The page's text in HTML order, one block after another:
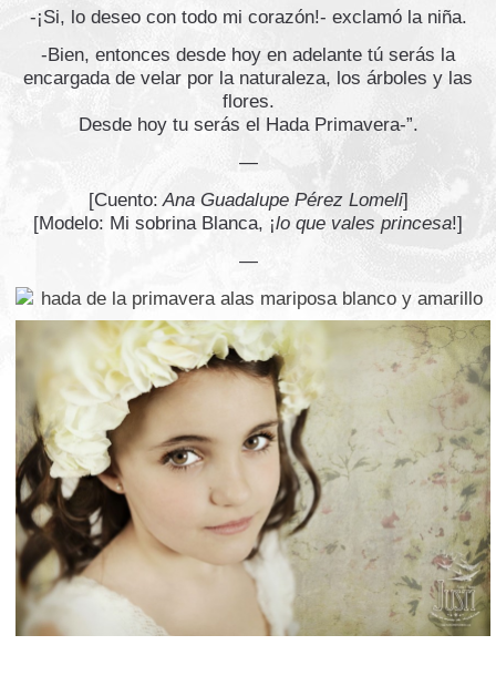
-¡Si, lo deseo con todo mi corazón!- exclamó la niña.
-Bien, entonces desde hoy en adelante tú serás la
encargada de velar por la naturaleza, los árboles y las
flores.
Desde hoy tu serás el Hada Primavera-”.
—
[Cuento: Ana Guadalupe Pérez Lomeli]
[Modelo: Mi sobrina Blanca, ¡lo que vales princesa!]
—